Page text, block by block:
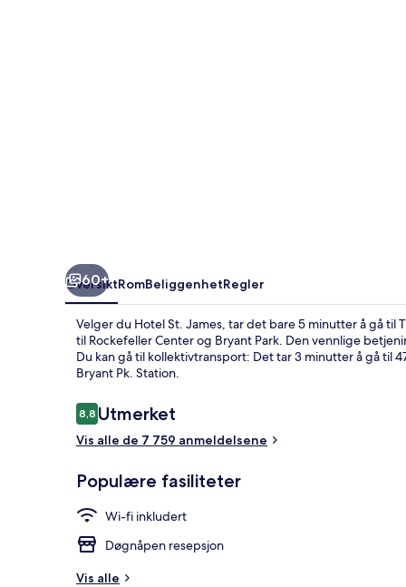
60+
OversiktRomBeliggenhetRegler
Velger du Hotel St. James, tar det bare 5 minutter å gå til
til Rockefeller Center og Bryant Park. Den vennlige
Du kan gå til kollektivtransport: Det tar 3 minutter å gå til
Bryant Pk. Station.
Anmeldelser
8,88,8 av 10 –
Utmerket
Vis alle de 7 759 anmeldelsene
Populære fasiliteter
Wi-fi inkludert
Døgnåpen resepsjon
Vis alle